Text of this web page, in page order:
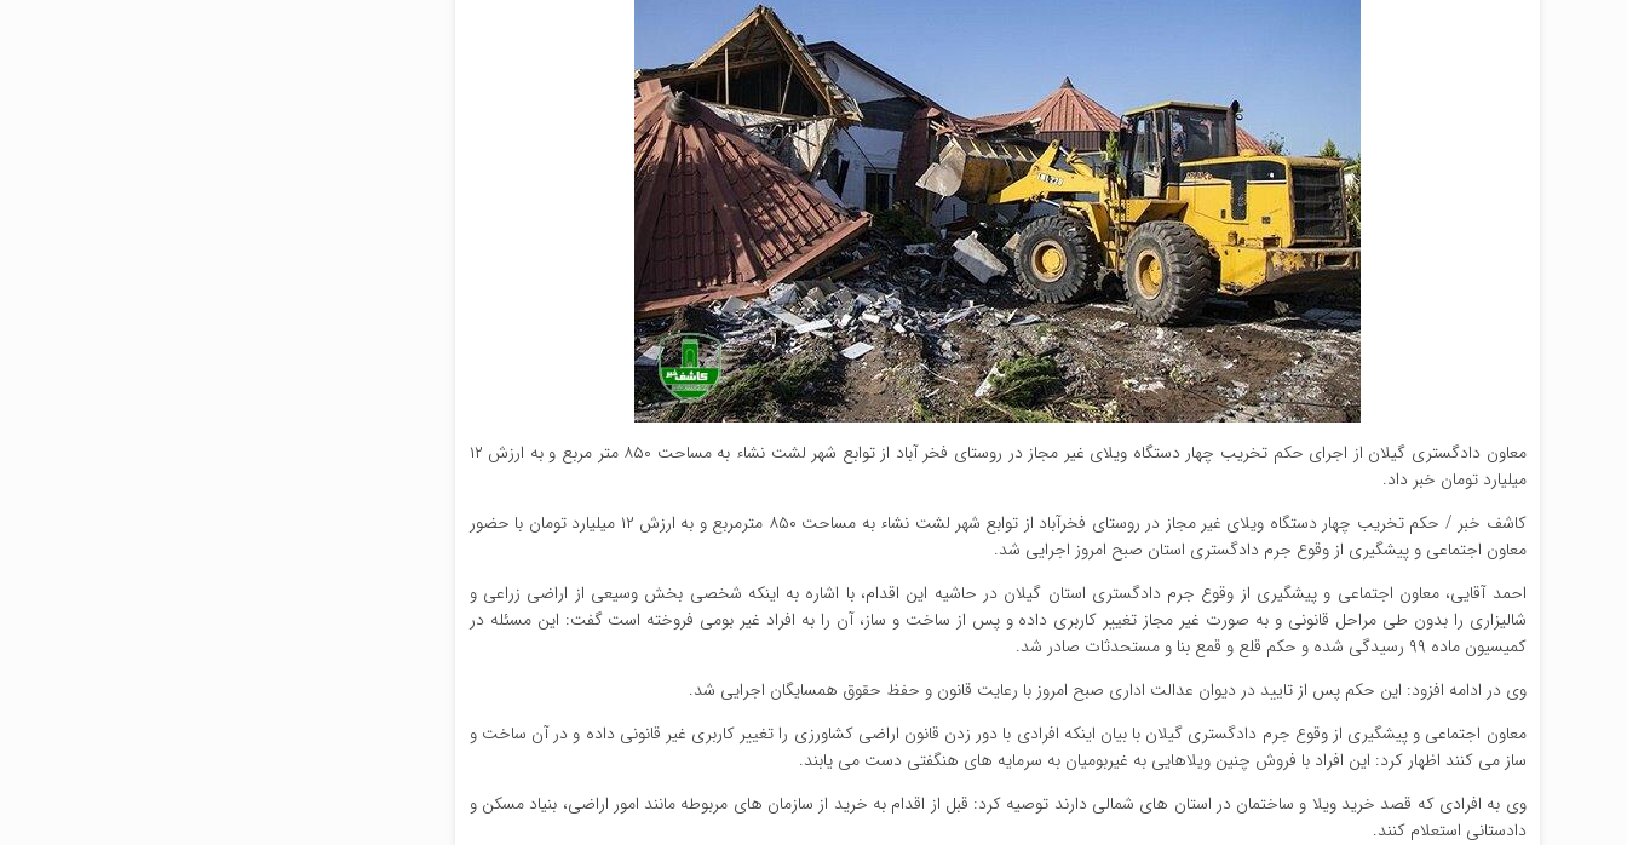
معاون دادگستری گیلان از اجرای حکم تخریب چهار دستگاه ویلای غیر مجاز در روستای فخر آباد از توابع شهر لشت نشاء به مساحت ۸۵۰ متر مربع و به ارزش ۱۲
میلیارد تومان خبر داد.
کاشف خبر / حکم تخریب چهار دستگاه ویلای غیر مجاز در روستای فخرآباد از توابع شهر لشت نشاء به مساحت ۸۵۰ مترمربع و به ارزش ۱۲ میلیارد تومان با حضور
معاون اجتماعی و پیشگیری از وقوع جرم دادگستری استان صبح امروز اجرایی شد.
احمد آقایی، معاون اجتماعی و پیشگیری از وقوع جرم دادگستری استان گیلان در حاشیه این اقدام، با اشاره به اینکه شخصی بخش وسیعی از اراضی زراعی و
شالیزاری را بدون طی مراحل قانونی و به صورت غیر مجاز تغییر کاربری داده و پس از ساخت و ساز، آن را به افراد غیر بومی فروخته است گفت: این مسئله در
کمیسیون ماده ۹۹ رسیدگی شده و حکم قلع و قمع بنا و مستحدثات صادر شد.
وی در ادامه افزود: این حکم پس از تایید در دیوان عدالت اداری صبح امروز با رعایت قانون و حفظ حقوق همسایگان اجرایی شد.
معاون اجتماعی و پیشگیری از وقوع جرم دادگستری گیلان با بیان اینکه افرادی با دور زدن قانون اراضی کشاورزی را تغییر کاربری غیر قانونی داده و در آن ساخت و
ساز می کنند اظهار کرد: این افراد با فروش چنین ویلاهایی به غیربومیان به سرمایه های هنگفتی دست می یابند.
وی به افرادی که قصد خرید ویلا و ساختمان در استان های شمالی دارند توصیه کرد: قبل از اقدام به خرید از سازمان های مربوطه مانند امور اراضی، بنیاد مسکن و
دادستانی استعلام کنند.